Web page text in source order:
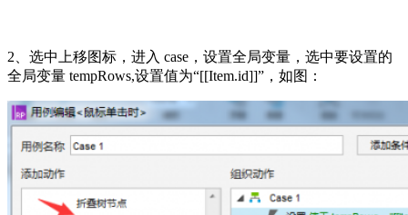
2、选中上移图标，进入 case，设置全局变量，选中要设置的
全局变量 tempRows,设置值为“[[Item.id]]”，如图：